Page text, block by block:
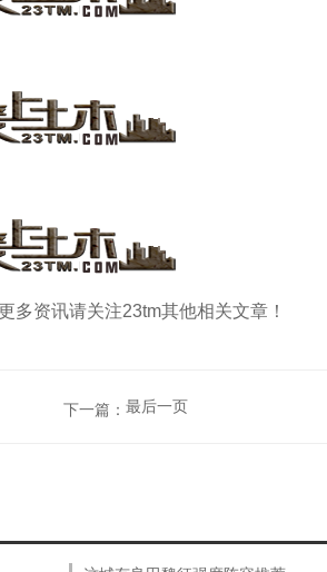
多资讯请关注23tm其他相关文章！
下一篇： 最后一页